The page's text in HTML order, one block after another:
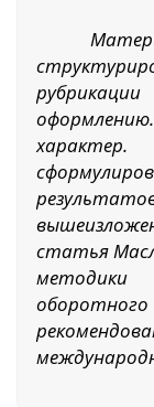
статья